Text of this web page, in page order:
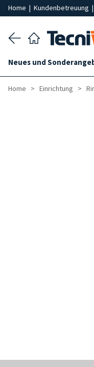
Home | Kundenbetreuung |
Neues und
Home Einrichtung